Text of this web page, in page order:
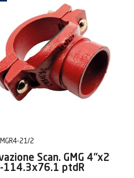
21/2
Scan. GMG 4"x2
114.3x76.1 ptdR